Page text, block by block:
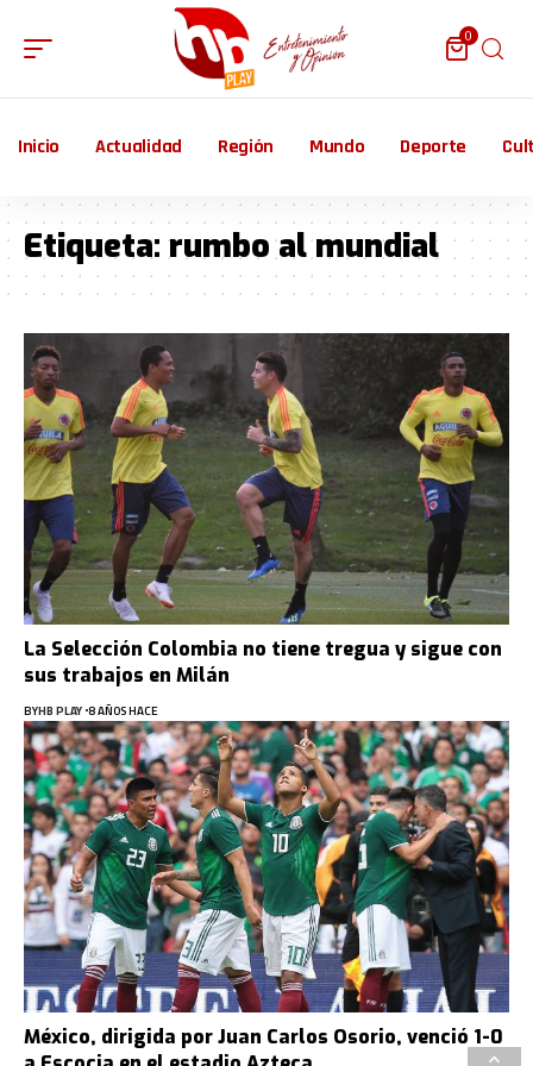
0
Inicio Actualidad Región Mundo Deporte
Etiqueta:rumbo al mundial
La Selección Colombia no tiene tregua y sigue con
sus trabajos en Milán
BYHB PLAY 8 AÑOS HACE
México, dirigida por Juan Carlos Osorio, venció 1-0